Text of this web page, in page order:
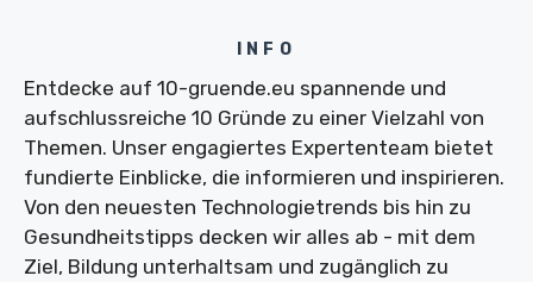
INFO
Entdecke auf 10-gruende.eu spannende und
aufschlussreiche 10 Gründe zu einer Vielzahl von
Themen. Unser engagiertes Expertenteam bietet
fundierte Einblicke, die informieren und inspirieren.
Von den neuesten Technologietrends bis hin zu
Gesundheitstipps decken wir alles ab - mit dem
Ziel, Bildung unterhaltsam und zugänglich zu